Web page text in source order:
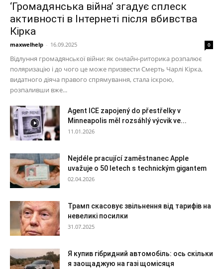
‘Громадянська війна’ згадує сплеск
активності в Інтернеті після вбивства
Кірка
maxwelhelp - 16.09.2025 0
Відлуння громадянської війни: як онлайн-риторика розпалює
поляризацію і до чого це може призвести Смерть Чарлі Кірка,
видатного діяча правого спрямування, стала іскрою,
розпаливши вже...
Agent ICE zapojený do přestřelky v
Minneapolis měl rozsáhlý výcvik ve...
11.01.2026
Nejdéle pracující zaměstnanec Apple
uvažuje o 50 letech s technickým gigantem
02.04.2026
Трамп скасовує звільнення від тарифів на
невеликі посилки
31.07.2025
Я купив гібридний автомобіль: ось скільки
я заощаджую на газі щомісяця